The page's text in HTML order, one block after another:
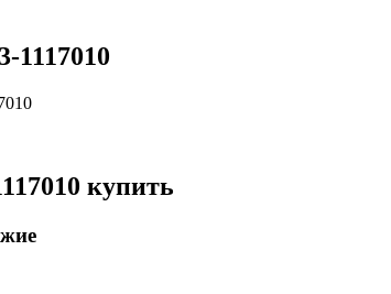
купить